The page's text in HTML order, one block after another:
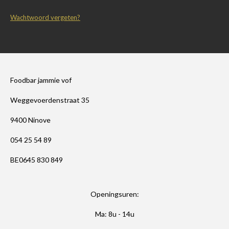
Wachtwoord vergeten?
Foodbar jammie vof
Weggevoerdenstraat 35
9400 Ninove
054 25 54 89
BE0645 830 849
Openingsuren:
Ma: 8u - 14u